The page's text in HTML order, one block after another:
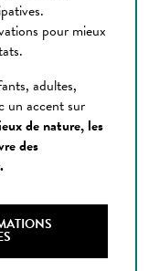
pour mieux
adultes,
un accent sur
de nature, les
des